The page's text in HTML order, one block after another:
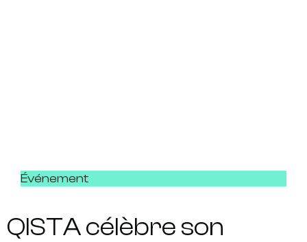
Événement
QISTA célèbre son